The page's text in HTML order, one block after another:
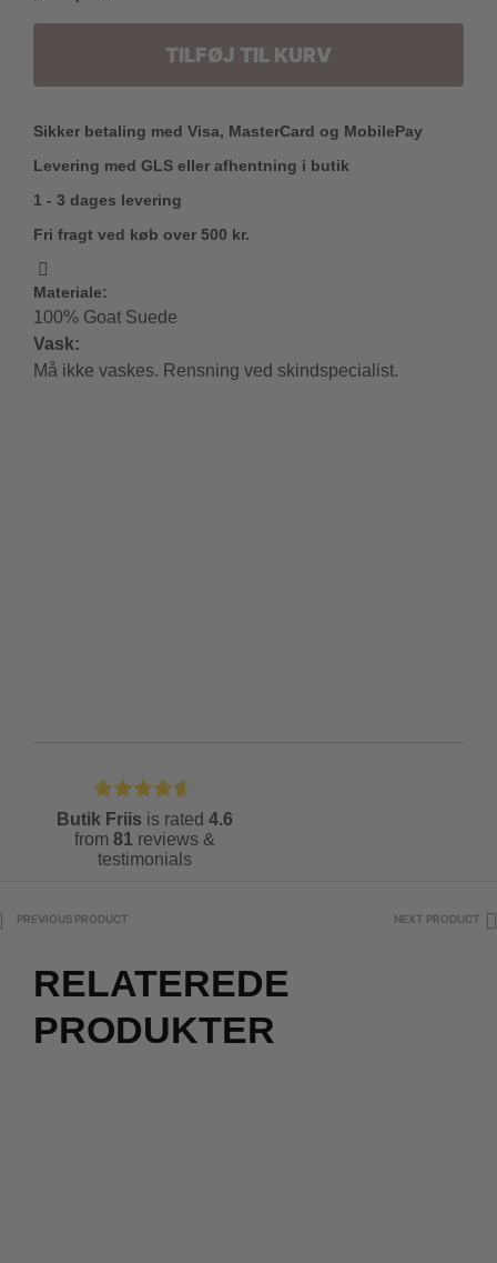
TILFØJ TIL KURV
Sikker betaling med Visa, MasterCard og MobilePay
Levering med GLS eller afhentning i butik
1 - 3 dages levering
Fri fragt ved køb over 500 kr.
Materiale:
100% Goat Suede
Vask:
Må ikke vaskes. Rensning ved skindspecialist.
Butik Friis is rated 4.6
from 81 reviews &
testimonials
PREVIOUS PRODUCT NEXT PRODUCT
RELATEREDE
PRODUKTER